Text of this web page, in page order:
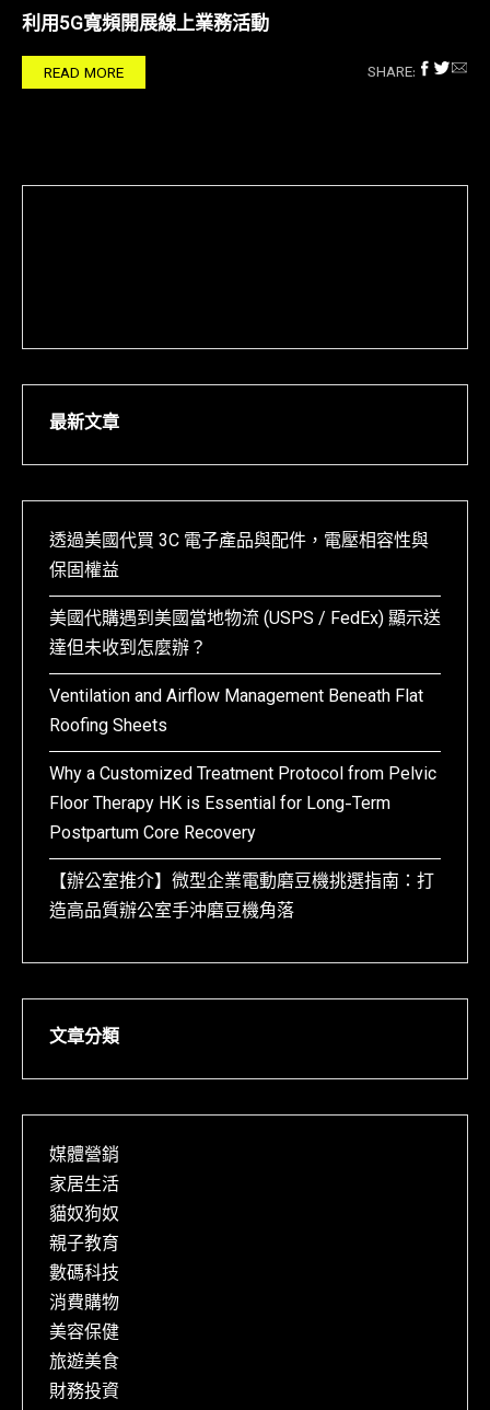
利用5G寬頻開展線上業務活動
READ MORE SHARE:
最新文章
透過美國代買 3C 電子產品與配件，電壓相容性與
保固權益
美國代購遇到美國當地物流 (USPS / FedEx) 顯示送
達但未收到怎麼辦？
Ventilation and Airflow Management Beneath Flat
Roofing Sheets
Why a Customized Treatment Protocol from Pelvic
Floor Therapy HK is Essential for Long-Term
Postpartum Core Recovery
【辦公室推介】微型企業電動磨豆機挑選指南：打
造高品質辦公室手沖磨豆機角落
文章分類
媒體營銷
家居生活
貓奴狗奴
親子教育
數碼科技
消費購物
美容保健
旅遊美食
財務投資